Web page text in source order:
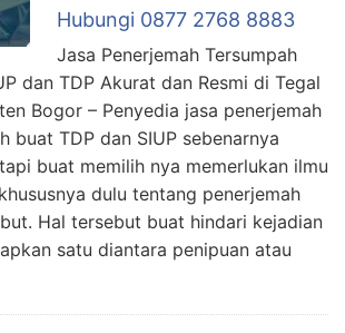
Hubungi 0877 2768 8883
Jasa Penerjemah Tersumpah
dan TDP Akurat dan Resmi di Tegal
Bogor – Penyedia jasa penerjemah
buat TDP dan SIUP sebenarnya
buat memilih nya memerlukan ilmu
dulu tentang penerjemah
Hal tersebut buat hindari kejadian
satu diantara penipuan atau